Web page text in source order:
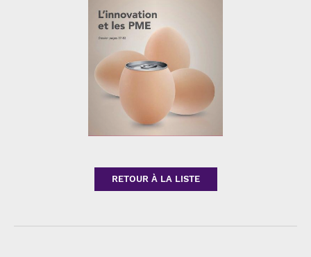
SEPTEMBRE/OCTOBRE 2014
L’espace transfrontalier
RETOUR À LA LISTE